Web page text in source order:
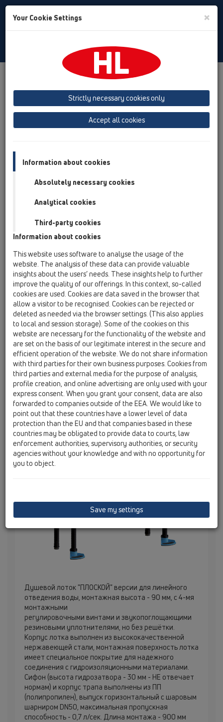
Toggle
Обзор продукта
05 Дизайн-душевые
душевой лоток
Продукты
Установка на плоскости
HL50FF HL50FF.0/90
Обзор продукта
душевой лоток
Продукты
Установка на плоскости
HL50
HL50FF
HL50FF.0/90
HL50FF.0/90
Душевой лоток для линейного
отведения воды "ПЛОСКОЙ"
версии с сифоном DN50, с
материалом для монтажа, но
без решётки. Длина монтажа
900 мм
Душевой лоток "ПЛОСКОЙ" версии для линейного
отведения воды, монтажная высота - 90 мм, с 4-мя
монтажными
регулировочными винтами и звукопоглощающими
резиновыми уплотнителями, но без решётки.
Корпус лотка выполнен из высококачественной
нержавеющей стали, монтажная поверхность лотка
имеет специальное покрытие для надежного
соединения с гидроизоляционными материалами.
Сифон (высота гидрозатвора - 30 мм - НЕ отвечает
нормам) и корпус трапа выполнены из ПП
(полипропилен), выпуск горизонтальный с шаровым
шарниром DN50, максимальная пропускная
способность - 0,7 л/сек. Длина монтажа - 900 мм
Your Cookie Settings ×
Strictly necessary cookies only
Accept all cookies
Information about cookies
Absolutely necessary cookies
Analytical cookies
Third-party cookies
Information about cookies
This website uses software to analyse the usage of the
website. The analysis of these data can provide valuable
insights about the users’ needs. These insights help to further
improve the quality of our offerings. In this context, so-called
cookies are used. Cookies are data saved in the browser that
allow a visitor to be recognised. Cookies can be rejected or
deleted as needed via the browser settings. (This also applies
to local and session storage). Some of the cookies on this
website are necessary for the functionality of the website and
are set on the basis of our legitimate interest in the secure and
efficient operation of the website. We do not share information
with third parties for their own business purposes. Cookies from
third parties and external media for the purpose of analysis,
profile creation, and online advertising are only used with your
express consent. When you grant your consent, data are also
forwarded to companies outside of the EEA. We would like to
point out that these countries have a lower level of data
protection than the EU and that companies based in these
countries may be obligated to provide data to courts, law
enforcement authorities, supervisory authorities, or security
agencies without your knowledge and with no opportunity for
you to object.
Save my settings